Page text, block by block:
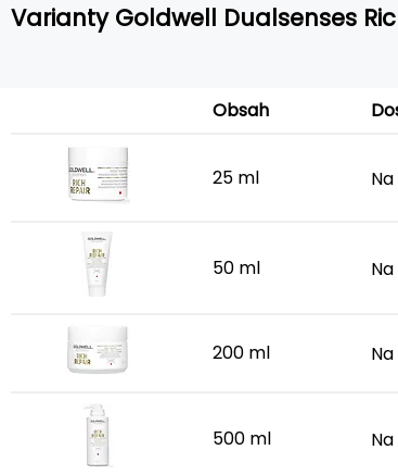
Varianty Goldwell Dualsenses
Obsah
25 ml
50 ml
200 ml
500 ml